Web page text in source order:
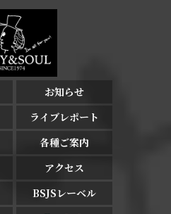
お知らせ
ライブレポート
各種ご案内
アクセス
BSJSレーベル